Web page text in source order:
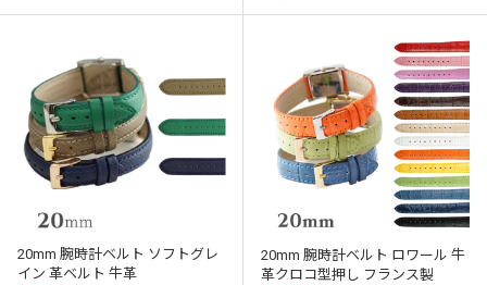
20mm 腕時計ベルト ソフトグレ
イン 革ベルト 牛革
20mm 腕時計ベルト ロワール 牛
革クロコ型押し フランス製